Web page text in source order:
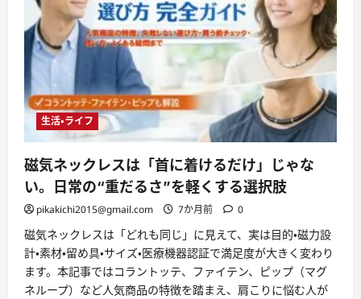
生活・ライフ
磁気ネックレスは「首に着けるだけ」じゃな
い。日常の“重だるさ”を軽くする選択肢
pikakichi2015@gmail.com 7か月前 0
磁気ネックレスは「どれも同じ」に見えて、実は目的・磁力設
計・素材・留め具・サイズ・医療機器認証で満足度が大きく変わり
ます。本記事ではコラントッテ、ファイテン、ピップ（マグ
ネループ）など人気商品の特徴を踏まえ、肩こりに悩む人が